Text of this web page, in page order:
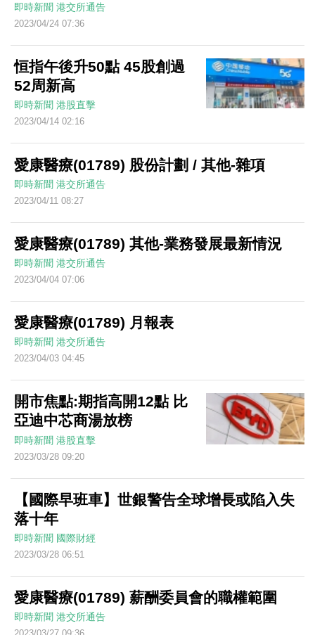
即時新聞 港交所通告
2023/04/24 07:36
恒指午後升50點 45股創過
52周新高
即時新聞 港股直擊
2023/04/14 02:16
愛康醫療(01789) 股份計劃 / 其他-雜項
即時新聞 港交所通告
2023/04/11 08:27
愛康醫療(01789) 其他-業務發展最新情況
即時新聞 港交所通告
2023/04/04 07:06
愛康醫療(01789) 月報表
即時新聞 港交所通告
2023/04/03 04:45
開市焦點:期指高開12點 比
亞迪中芯商湯放榜
即時新聞 港股直擊
2023/03/28 09:20
【國際早班車】世銀警告全球增長或陷入失
落十年
即時新聞 國際財經
2023/03/28 06:51
愛康醫療(01789) 薪酬委員會的職權範圍
即時新聞 港交所通告